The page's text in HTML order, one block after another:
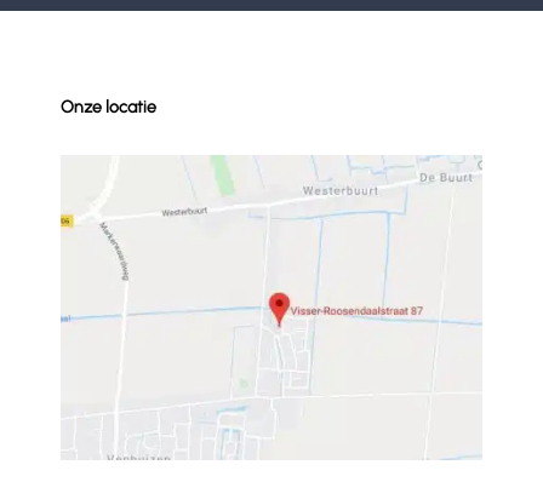
Onze locatie